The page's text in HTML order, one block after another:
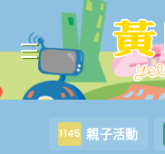
1145 親子活動